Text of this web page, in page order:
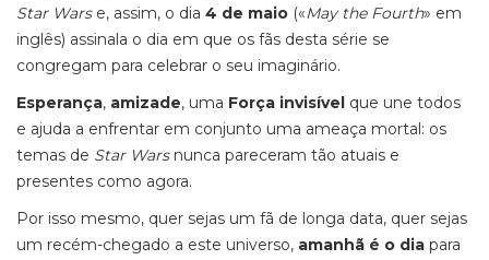
Star Warse, assim, o dia 4 de maio («May the Fourth» em
inglês) assinala o dia em que os fãs desta série se
congregam para celebrar o seu imaginário.
Esperança, amizade, uma Força invisível que une todos
e ajuda a enfrentar em conjunto uma ameaça mortal: os
temas de Star Warsnunca pareceram tão atuais e
presentes como agora.
Por isso mesmo, quer sejas um fã de longa data, quer sejas
um recém-chegado a este universo, amanhã é o dia para